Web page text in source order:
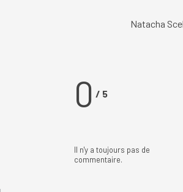
Natacha
0 / 5
Il n'y a toujours pas de
commentaire.